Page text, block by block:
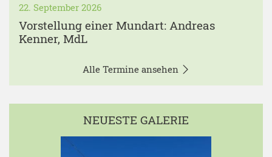
22. September 2026
Vorstellung einer Mundart: Andreas
Kenner, MdL
Alle Termine ansehen
NEUESTE GALERIE